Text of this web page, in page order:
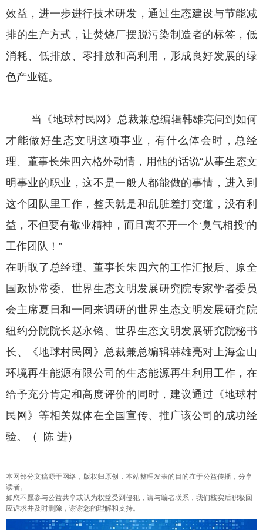
效益，进一步进行技术研发，通过生态建设与节能减
排的生产方式，让焚烧厂摆脱污染制造者的标签，低
消耗、低排放、零排放和高利用，形成良好发展的绿
色产业链。
当《地球村民网》总裁兼总编辑韩雄亮问到如何
才能做好生态文明这项事业，有什么体会时，总经
理、董事长朱四六格外动情，用他的话说“从事生态文
明事业的职业，这不是一般人都能做的事情，进入到
这个团队里工作，整天就是和乱脏差打交道，没有利
益，不但要有敬业精神，而且离不开一个‘臭气相投’的
工作团队！”
在听取了总经理、董事长朱四六的工作汇报后、原全
国政协常委、世界生态文明发展研究院专家学者委员
会主席夏日和一同来调研的世界生态文明发展研究院
纽约分院院长赵永铬、世界生态文明发展研究院秘书
长、《地球村民网》总裁兼总编辑韩雄亮对上海金山
环境再生能源有限公司的生态能源再生利用工作，在
给予充分肯定和高度评价的同时，建议通过《地球村
民网》等相关媒体在全国宣传、推广该公司的成功经
验。（ 陈 进）
本网部分文稿源于网络，版权归原创，本站整理发表的目的在于公益传播，分享
读者。
如您不愿参与公益共享或认为权益受到侵犯，请与编者联系，我们核实后积极回
应诉求并及时删除，谢谢您的理解和支持。